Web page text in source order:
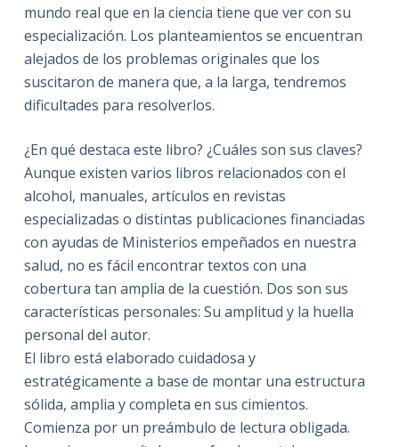
mundo real que en la ciencia tiene que ver con su
especialización. Los planteamientos se encuentran
alejados de los problemas originales que los
suscitaron de manera que, a la larga, tendremos
dificultades para resolverlos.
¿En qué destaca este libro? ¿Cuáles son sus claves?
Aunque existen varios libros relacionados con el
alcohol, manuales, artículos en revistas
especializadas o distintas publicaciones financiadas
con ayudas de Ministerios empeñados en nuestra
salud, no es fácil encontrar textos con una
cobertura tan amplia de la cuestión. Dos son sus
características personales: Su amplitud y la huella
personal del autor.
El libro está elaborado cuidadosa y
estratégicamente a base de montar una estructura
sólida, amplia y completa en sus cimientos.
Comienza por un preámbulo de lectura obligada.